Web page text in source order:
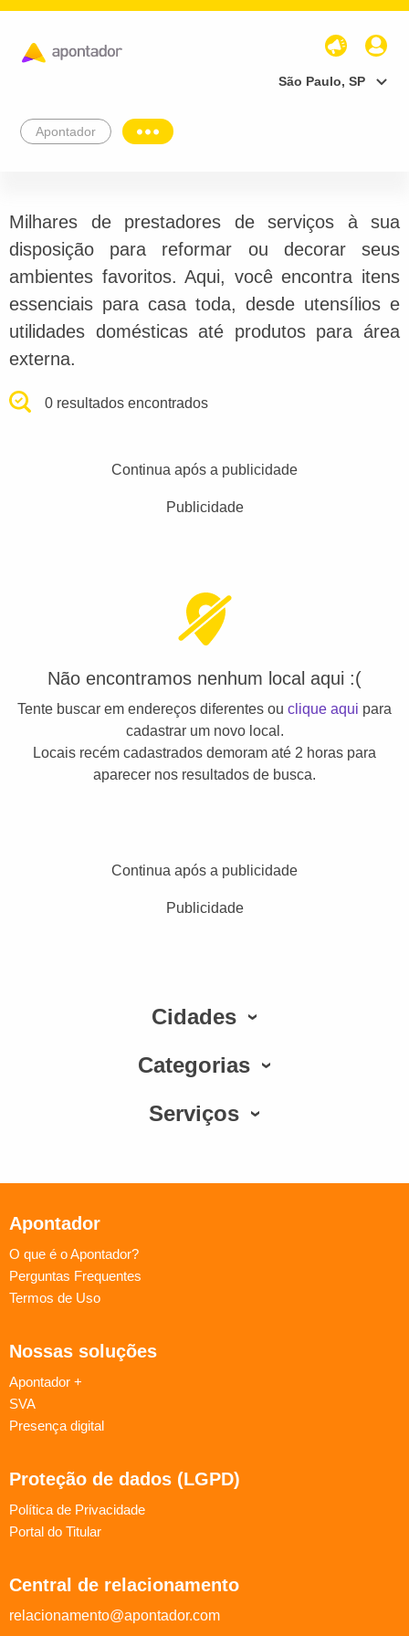
São Paulo, SP
Apontador
Milhares de prestadores de serviços à sua
disposição para reformar ou decorar seus
ambientes favoritos. Aqui, você encontra itens
essenciais para casa toda, desde utensílios e
utilidades domésticas até produtos para área
externa.
0 resultados encontrados
Continua após a publicidade
Publicidade
Não encontramos nenhum local aqui :(
Tente buscar em endereços diferentes ou clique aqui para
cadastrar um novo local.
Locais recém cadastrados demoram até 2 horas para
aparecer nos resultados de busca.
Continua após a publicidade
Publicidade
Cidades
Categorias
Serviços
Apontador
O que é o Apontador?
Perguntas Frequentes
Termos de Uso
Nossas soluções
Apontador +
SVA
Presença digital
Proteção de dados (LGPD)
Política de Privacidade
Portal do Titular
Central de relacionamento
relacionamento@apontador.com